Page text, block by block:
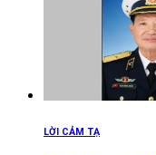
LỜI CẢM TẠ